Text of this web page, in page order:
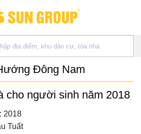
Đông Nam
cho người sinh năm 2018
2018
Tuất